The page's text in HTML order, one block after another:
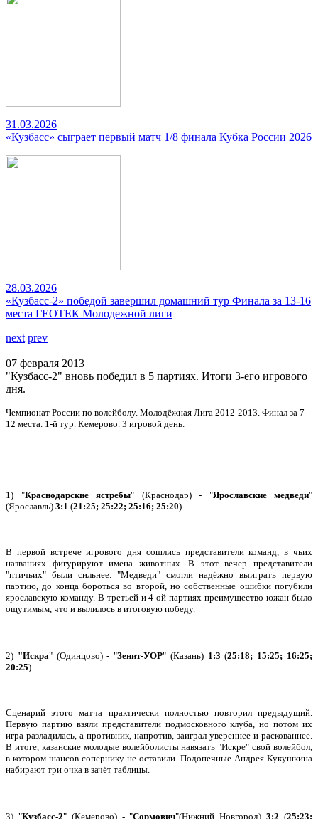
31.03.2026
«Кузбасс» сыграет первый матч 1/8 финала Кубка России 2026
28.03.2026
«Кузбасс-2» победой завершил домашний тур Финала за 13-16
места ГЕОТЕК Молодежной лиги
next prev
07 февраля 2013
"Кузбасс-2" вновь победил в 5 партиях. Итоги 3-его игрового
дня.
Чемпионат России по волейболу. Молодёжная Лига 2012-2013. Финал за 7-
12 места. 1-й тур. Кемерово. 3 игровой день.
1) "Краснодарские ястребы" (Краснодар) - "Ярославские медведи"
(Ярославль) 3:1 (21:25; 25:22; 25:16; 25:20)
В первой встрече игрового дня сошлись представители команд, в чьих
названиях фигурируют имена животных. В этот вечер представители
"птичьих" были сильнее. "Медведи" смогли надёжно выиграть первую
партию, до конца бороться во второй, но собственные ошибки погубили
ярославскую команду. В третьей и 4-ой партиях преимущество южан было
ощутимым, что и вылилось в итоговую победу.
2) "Искра" (Одинцово) - "Зенит-УОР" (Казань) 1:3 (25:18; 15:25; 16:25;
20:25)
Сценарий этого матча практически полностью повторил предыдущий.
Первую партию взяли представители подмосковного клуба, но потом их
игра разладилась, а противник, напротив, заиграл увереннее и раскованнее.
В итоге, казанские молодые волейболисты навязать "Искре" свой волейбол,
в котором шансов сопернику не оставили. Подопечные Андрея Кукушкина
набирают три очка в зачёт таблицы.
3) "Кузбасс-2" (Кемерово) - "Сормович"(Нижний Новгород)3:2 (25:23;